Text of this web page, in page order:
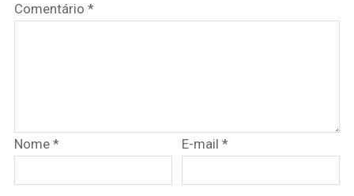
Comentário *
Nome * E-mail*